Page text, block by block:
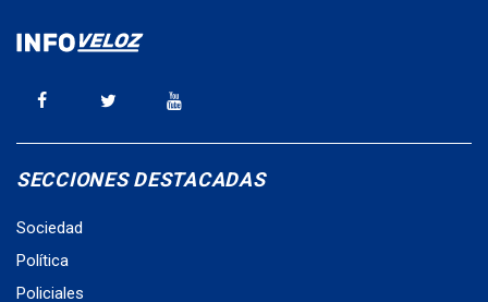
SECCIONES DESTACADAS
Sociedad
Política
Policiales